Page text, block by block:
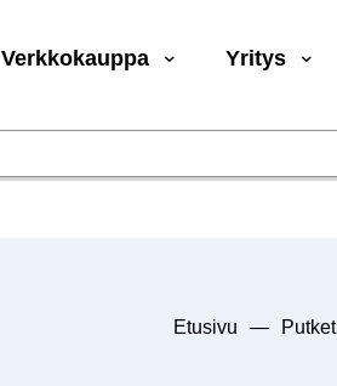
Verkkokauppa Yritys
Etusivu — Putket